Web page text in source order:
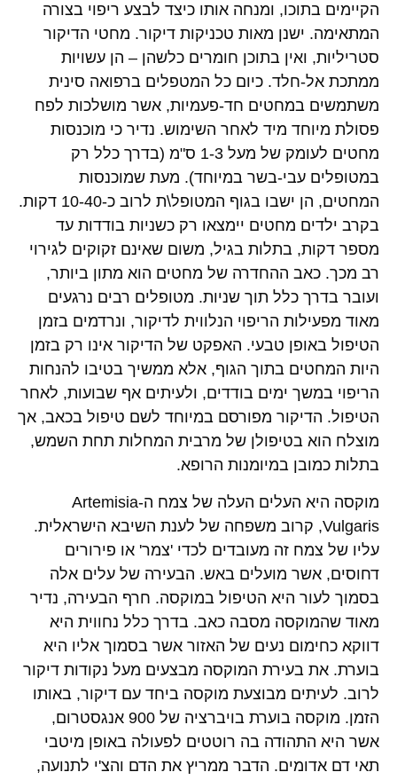
הקיימים בתוכו, ומנחה אותו כיצד לבצע ריפוי בצורה
המתאימה. ישנן מאות טכניקות דיקור. מחטי הדיקור
סטריליות, ואין בתוכן חומרים כלשהן – הן עשויות
ממתכת אל-חלד. כיום כל המטפלים ברפואה סינית
משתמשים במחטים חד-פעמיות, אשר מושלכות לפח
פסולת מיוחד מיד לאחר השימוש. נדיר כי מוכנסות
מחטים לעומק של מעל 1-3 ס"מ (בדרך כלל רק
במטופלים עבי-בשר במיוחד). מעת שמוכנסות
המחטים, הן ישבו בגוף המטופל\ת לרוב כ-10-40 דקות.
בקרב ילדים מחטים יימצאו רק כשניות בודדות עד
מספר דקות, בתלות בגיל, משום שאינם זקוקים לגירוי
רב מכך. כאב ההחדרה של מחטים הוא מתון ביותר,
ועובר בדרך כלל תוך שניות. מטופלים רבים נרגעים
מאוד מפעילות הריפוי הנלווית לדיקור, ונרדמים בזמן
הטיפול באופן טבעי. האפקט של הדיקור אינו רק בזמן
היות המחטים בתוך הגוף, אלא ממשיך בטיבו להנחות
הריפוי במשך ימים בודדים, ולעיתים אף שבועות, לאחר
הטיפול. הדיקור מפורסם במיוחד לשם טיפול בכאב, אך
מוצלח הוא בטיפולן של מרבית המחלות תחת השמש,
בתלות כמובן במיומנות הרופא.
מוקסה היא העלים העלה של צמח ה-Artemisia
Vulgaris, קרוב משפחה של לענת השיבא הישראלית.
עליו של צמח זה מעובדים לכדי 'צמר' או פירורים
דחוסים, אשר מועלים באש. הבעירה של עלים אלה
בסמוך לעור היא הטיפול במוקסה. חרף הבעירה, נדיר
מאוד שהמוקסה מסבה כאב. בדרך כלל נחווית היא
דווקא כחימום נעים של האזור אשר בסמוך אליו היא
בוערת. את בעירת המוקסה מבצעים מעל נקודות דיקור
לרוב. לעיתים מבוצעת מוקסה ביחד עם דיקור, באותו
הזמן. מוקסה בוערת בויברציה של 900 אנגסטרום,
אשר היא התהודה בה רוטטים לפעולה באופן מיטבי
תאי דם אדומים. הדבר ממריץ את הדם והצ'י לתנועה,